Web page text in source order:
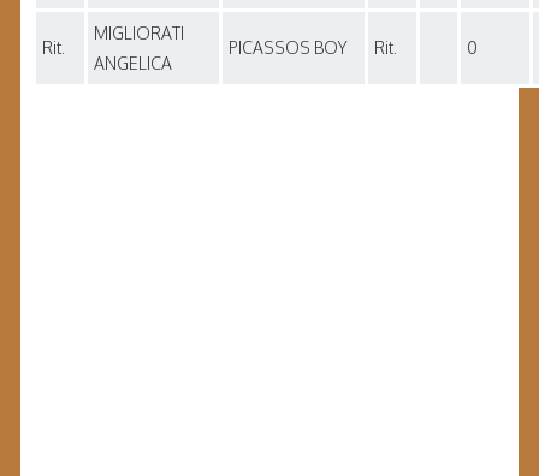
Rit.
MIGLIORATI
ANGELICA
PICASSOS BOY Rit. 0